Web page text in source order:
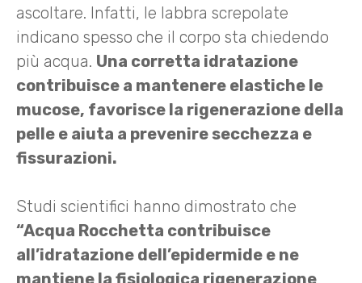
ascoltare. Infatti, le labbra screpolate
indicano spesso che il corpo sta chiedendo
più acqua. Una corretta idratazione
contribuisce a mantenere elastiche le
mucose, favorisce la rigenerazione della
pelle e aiuta a prevenire secchezza e
fissurazioni.
Studi scientifici hanno dimostrato che
“Acqua Rocchetta contribuisce
all’idratazione dell’epidermide e ne
mantiene la fisiologica rigenerazione